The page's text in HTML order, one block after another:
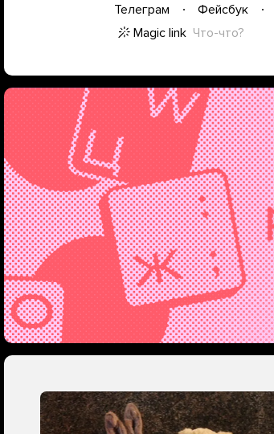
Телеграм Фейсбук
Magic link Что-что?